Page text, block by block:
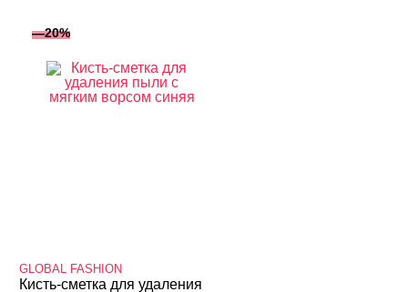
—20%
GLOBAL FASHION
Кисть-сметка для удаления